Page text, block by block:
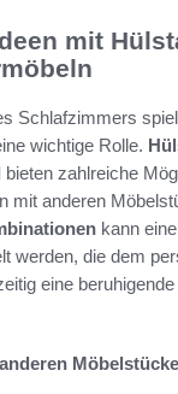
mit
Schlafzimmers
wichtige Rolle.
bieten zahlreiche
mit anderen
kann
werden, die dem
eine